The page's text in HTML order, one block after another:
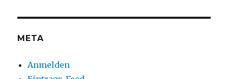
anzeigenanzeigen
META
Anmelden